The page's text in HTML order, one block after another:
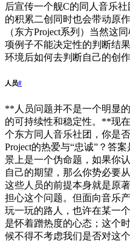
后宣传一个舰C的同人音乐
的积累二创同时也会带动原
（东方Project系列）当然这
项例子不能决定性的判断结
环境后如何去判断自己的创作
人员#
**人员问题并不是一个明显
的可持续性和稳定性。**现
个东方同人音乐社团，你是
Project的热爱与“忠诚”？答
景上是一个伪命题，如果你
自己的期望，那么你势必要
这些人员的前提本身就是原
担心这个问题。但面向音乐
玩一玩的路人，也许在某一
是怀着蹭热度的心态；这个
候不得不考虑我们是否对这